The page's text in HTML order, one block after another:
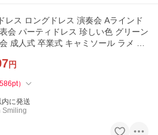
レス ロングドレス 演奏会 Aラインド
会 パーティドレス 珍しい色 グリーン
成人式 卒業式 キャミソール ラメ イ
円
586pt）
に発送
Smiling